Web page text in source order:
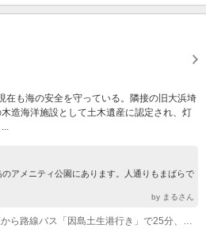
在も海の安全を守っている。隣接の旧大浜埼
造海洋施設として土木遺産に認定され、灯
アメニティ公園にあります。人通りもまばらで
by まるさん
(1)尾道駅 バス 30分 JR尾道駅から路線バス「因島土生港行き」で25分、因島大橋バス停下車、約1km（徒歩10分）